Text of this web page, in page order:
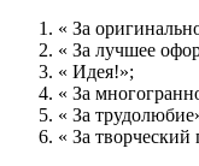
« За
« За лучшее
« Идея!»;
« За
« За
« За творческий